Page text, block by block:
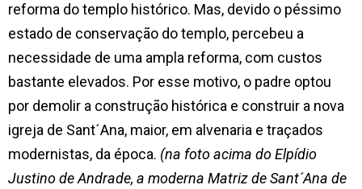
reforma do templo histórico. Mas, devido o péssimo
estado de conservação do templo, percebeu a
necessidade de uma ampla reforma, com custos
bastante elevados. Por esse motivo, o padre optou
por demolir a construção histórica e construir a nova
igreja de Sant´Ana, maior, em alvenaria e traçados
modernistas, da época. (na foto acima do Elpídio
Justino de Andrade, a moderna Matriz de Sant´Ana de